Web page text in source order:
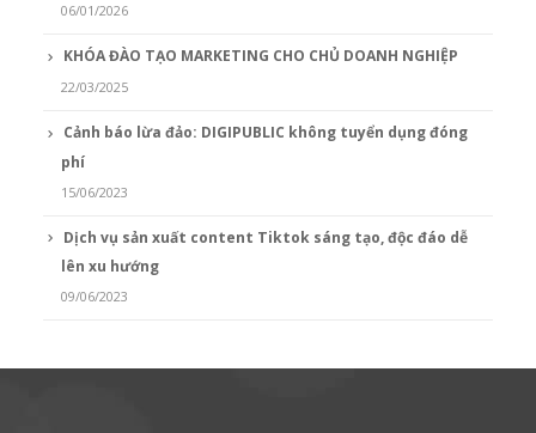
06/01/2026
KHÓA ĐÀO TẠO MARKETING CHO CHỦ DOANH NGHIỆP
22/03/2025
Cảnh báo lừa đảo: DIGIPUBLIC không tuyển dụng đóng
phí
15/06/2023
Dịch vụ sản xuất content Tiktok sáng tạo, độc đáo dễ
lên xu hướng
09/06/2023